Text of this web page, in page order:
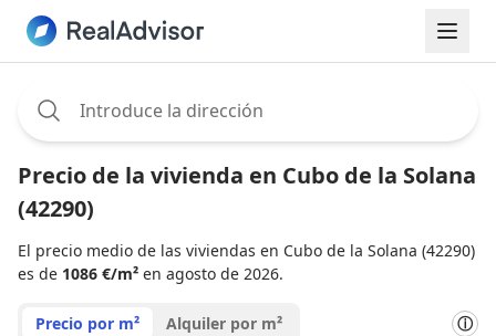
Precio de la vivienda en Cubo de la Solana
(42290)
El precio medio de las viviendas en Cubo de la Solana (42290)
es de 1086 €/m² en agosto de 2026.
Precio por m² Alquiler por m² ⓘ